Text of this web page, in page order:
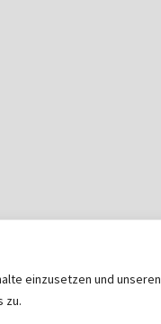
einzusetzen und
zu.
von